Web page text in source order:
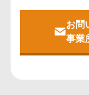
お問
事業